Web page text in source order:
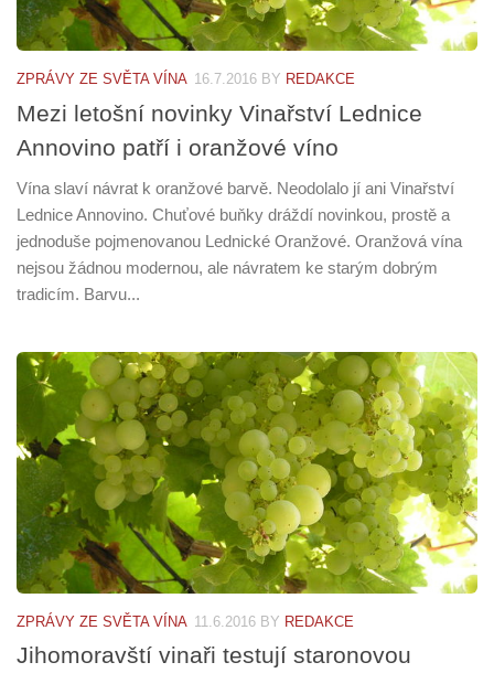
ZPRÁVY ZE SVĚTA VÍNA 16.7.2016 BY REDAKCE
Mezi letošní novinky Vinařství Lednice
Annovino patří i oranžové víno
Vína slaví návrat k oranžové barvě. Neodolalo jí ani Vinařství
Lednice Annovino. Chuťové buňky dráždí novinkou, prostě a
jednoduše pojmenovanou Lednické Oranžové. Oranžová vína
nejsou žádnou modernou, ale návratem ke starým dobrým
tradicím. Barvu...
ZPRÁVY ZE SVĚTA VÍNA 11.6.2016 BY REDAKCE
Jihomoravští vinaři testují staronovou